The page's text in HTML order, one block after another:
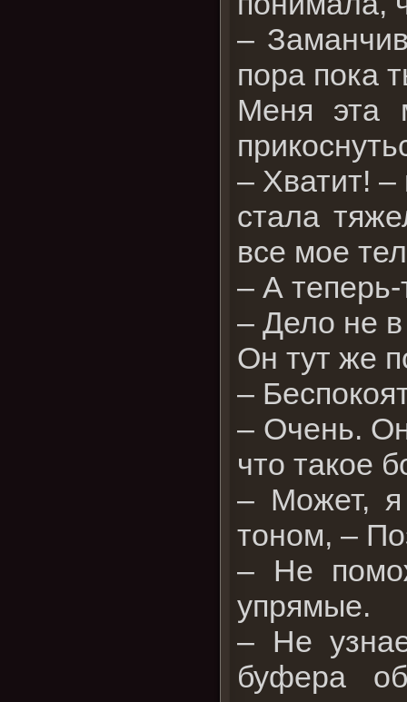
–
пора пока
Меня эта
– Хватит! –
стала
все мое
– А
– Дело не
Он тут же
–
– Очень.
что такое
– Может, я
тоном, –
– Не
упрямые.
– Не
буфера